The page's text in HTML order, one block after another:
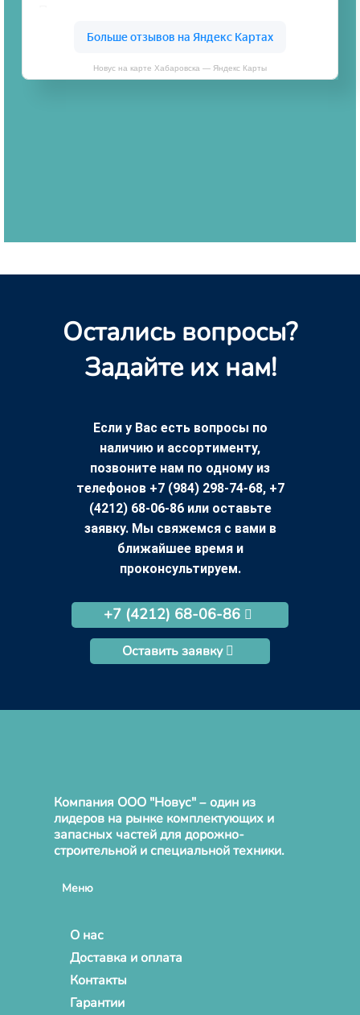
Новус на карте Хабаровска — Яндекс Карты
Остались вопросы?
Задайте их нам!
Если у Вас есть вопросы по
наличию и ассортименту,
позвоните нам по одному из
телефонов +7 (984) 298-74-68, +7
(4212) 68-06-86 или оставьте
заявку. Мы свяжемся с вами в
ближайшее время и
проконсультируем.
+7 (4212) 68-06-86
Оставить заявку
Компания ООО "Новус" – один из
лидеров на рынке комплектующих и
запасных частей для дорожно-
строительной и специальной техники.
Меню
О нас
Доставка и оплата
Контакты
Гарантии